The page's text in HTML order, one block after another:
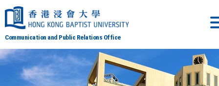
Communication and Public Relations Office